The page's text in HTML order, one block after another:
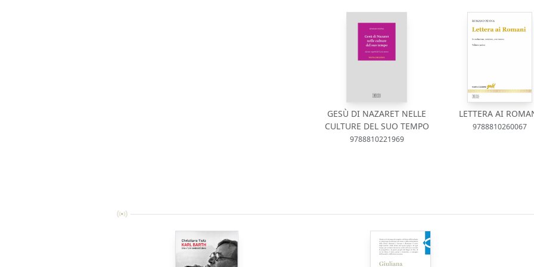
GESÙ DI NAZARET NELLE
CULTURE DEL SUO TEMPO
9788810221969
LETTERA AI
9788810260067